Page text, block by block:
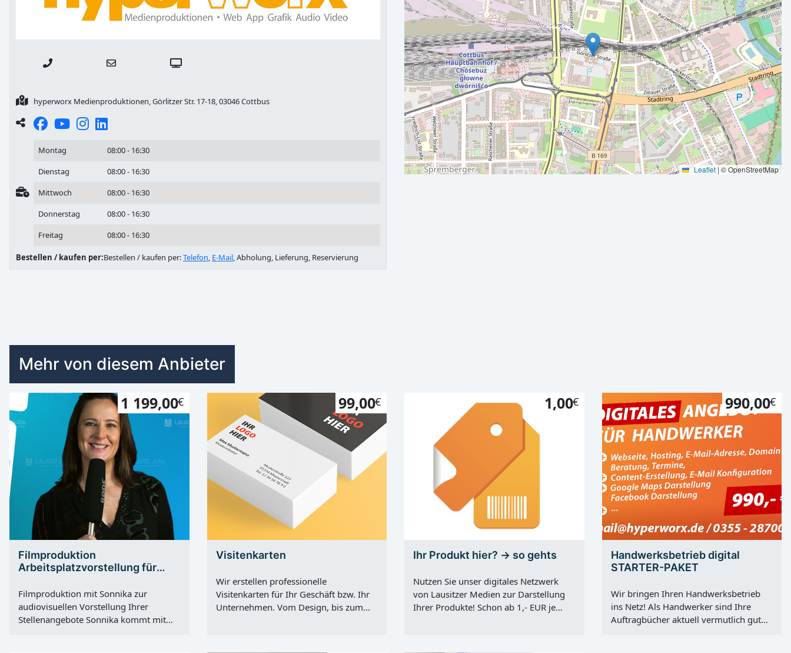
hyperworx Medienproduktionen, Görlitzer Str. 17-18, 03046 Cottbus
Montag
08:00 - 16:30
Dienstag
08:00 - 16:30
Mittwoch
08:00 - 16:30
Donnerstag
08:00 - 16:30
Freitag
08:00 - 16:30
Bestellen / kaufen per:Bestellen / kaufen per:Telefon, E-Mail, Abholung, Lieferung, Reservierung
Leaflet | © OpenStreetMap
Mehr von diesem Anbieter
1 199,00€
Filmproduktion
Arbeitsplatzvorstellung für
Filmproduktion mit Sonnika zur
audiovisuellen Vorstellung Ihrer
Stellenangebote Sonnika kommt mit
99,00€
Visitenkarten
Wir erstellen professionelle
Visitenkarten für Ihr Geschäft bzw. Ihr
Unternehmen. Vom Design, bis zum
1,00€
Ihr Produkt hier? -> so gehts
Nutzen Sie unser digitales Netzwerk
von Lausitzer Medien zur Darstellung
Ihrer Produkte! Schon ab 1,- EUR je
990,00€
Handwerksbetrieb digital
STARTER-PAKET
Wir bringen Ihren Handwerksbetrieb
ins Netz! Als Handwerker sind Ihre
Auftragbücher aktuell vermutlich gut